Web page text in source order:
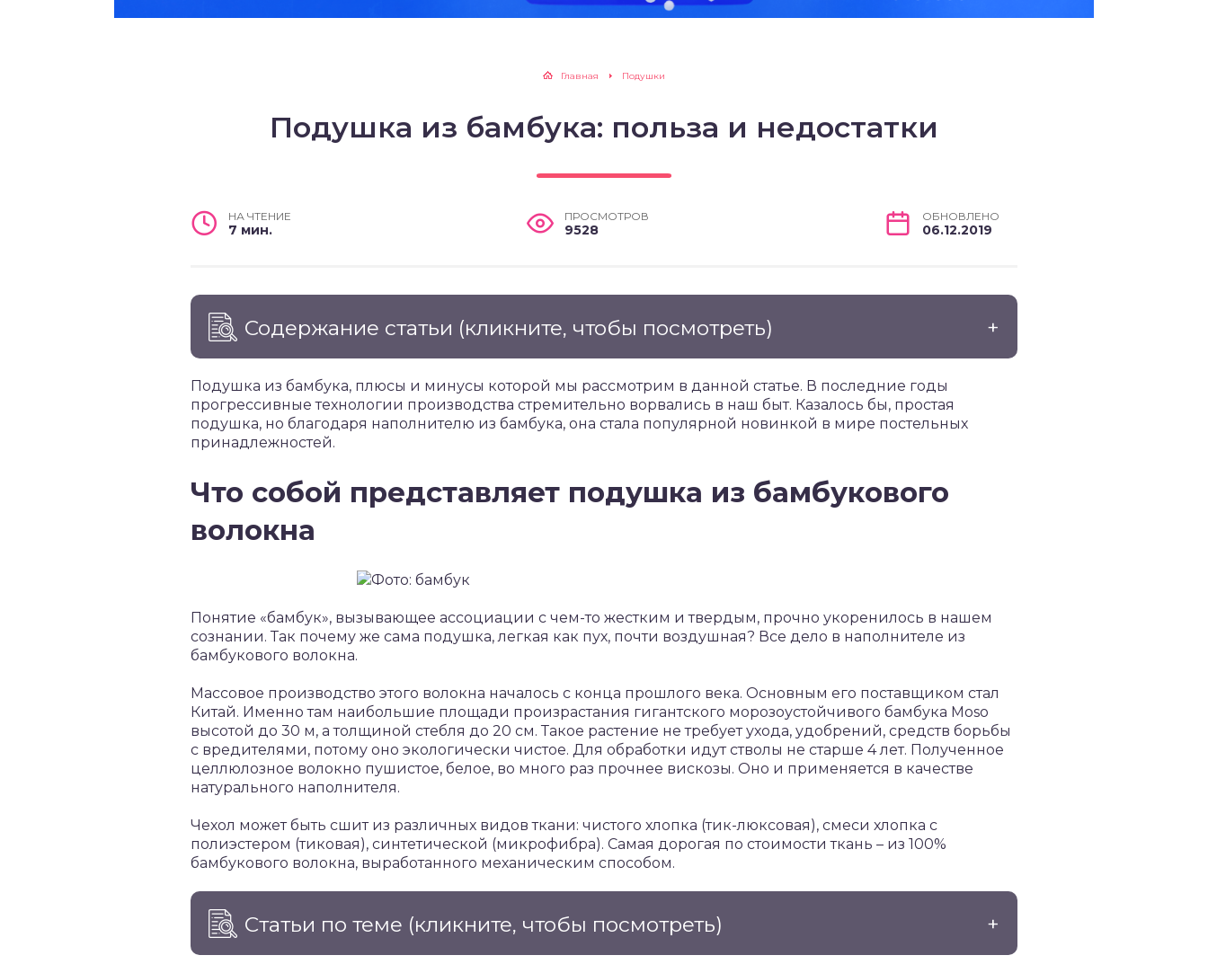
Главная Подушки
Подушка из бамбука: польза и недостатки
НА ЧТЕНИЕ
7 мин.
ПРОСМОТРОВ
9528
ОБНОВЛЕНО
06.12.2019
Содержание статьи (кликните, чтобы посмотреть)
Подушка из бамбука, плюсы и минусы которой мы рассмотрим в данной статье. В последние годы
прогрессивные технологии производства стремительно ворвались в наш быт. Казалось бы, простая
подушка, но благодаря наполнителю из бамбука, она стала популярной новинкой в мире постельных
принадлежностей.
Что собой представляет подушка из бамбукового
волокна
Понятие «бамбук», вызывающее ассоциации с чем-то жестким и твердым, прочно укоренилось в нашем
сознании. Так почему же сама подушка, легкая как пух, почти воздушная? Все дело в наполнителе из
бамбукового волокна.
Массовое производство этого волокна началось с конца прошлого века. Основным его поставщиком стал
Китай. Именно там наибольшие площади произрастания гигантского морозоустойчивого бамбука Moso
высотой до 30 м, а толщиной стебля до 20 см. Такое растение не требует ухода, удобрений, средств борьбы
с вредителями, потому оно экологически чистое. Для обработки идут стволы не старше 4 лет. Полученное
целлюлозное волокно пушистое, белое, во много раз прочнее вискозы. Оно и применяется в качестве
натурального наполнителя.
Чехол может быть сшит из различных видов ткани: чистого хлопка (тик-люксовая), смеси хлопка с
полиэстером (тиковая), синтетической (микрофибра). Самая дорогая по стоимости ткань – из 100%
бамбукового волокна, выработанного механическим способом.
Статьи по теме (кликните, чтобы посмотреть)